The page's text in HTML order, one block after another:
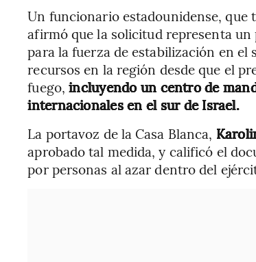
Un funcionario estadounidense,
afirmó que la solicitud representa
para la fuerza de estabilización en el
recursos en la región desde que el
fuego, incluyendo un centro de
internacionales en el sur de Israel.
La portavoz de la Casa Blanca,
aprobado tal medida, y calificó el
por personas al azar dentro del